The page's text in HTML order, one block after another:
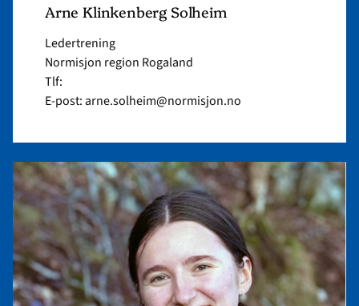
Arne Klinkenberg Solheim
Ledertrening
Normisjon region Rogaland
Tlf:
E-post: arne.solheim@normisjon.no
Read
article
"Linnea
Eng"